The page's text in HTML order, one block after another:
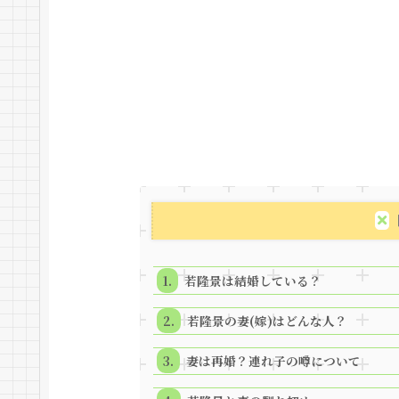
若隆景は結婚している？
若隆景の妻(嫁)はどんな人？
妻は再婚？連れ子の噂について